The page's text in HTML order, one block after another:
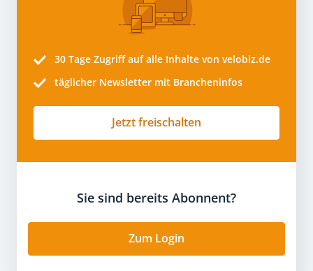
30 Tage Zugriff auf alle Inhalte von velobiz.de
täglicher Newsletter mit Brancheninfos
Jetzt freischalten
Sie sind bereits Abonnent?
Zum Login